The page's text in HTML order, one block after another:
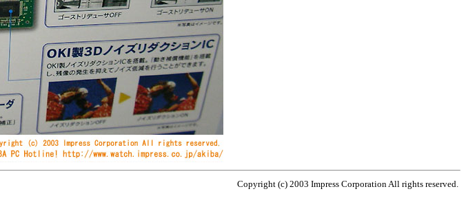
Copyright (c) 2003 Impress Corporation All rights reserved.